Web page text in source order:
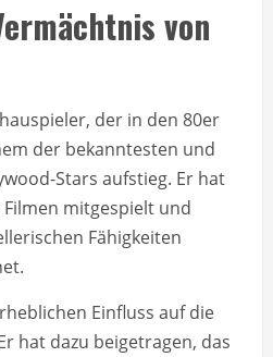
von
der in den 80er
der bekanntesten und
Stars aufstieg. Er hat
mitgespielt und
Fähigkeiten
Einfluss auf die
hat dazu beigetragen, das